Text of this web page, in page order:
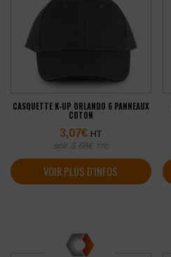
CASQUETTE K-UP ORLANDO 6 PANNEAUX
COTON
3,07€ HT
soit 3,68€ TTC
VOIR PLUS D'INFOS